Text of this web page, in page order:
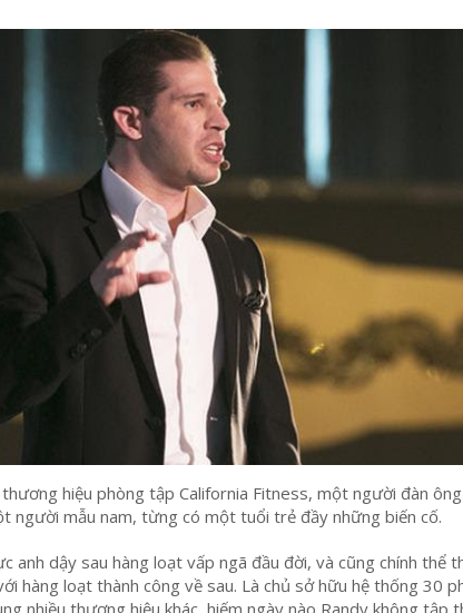
hiệu phòng tập California Fitness, một người đàn
người mẫu nam, từng có một tuổi trẻ đầy những biến cố.
anh dậy sau hàng loạt vấp ngã đầu đời, và cũng chính thể
hàng loạt thành công về sau. Là chủ sở hữu hệ thống 30
nhiều thương hiệu khác, hiếm ngày nào Randy không tập